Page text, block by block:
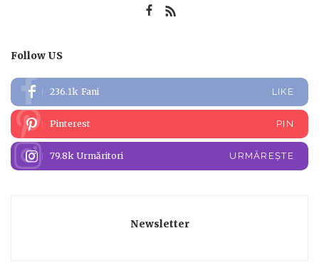
Follow US
236.1k Fani LIKE
Pinterest PIN
79.8k Urmăritori URMĂREȘTE
Newsletter